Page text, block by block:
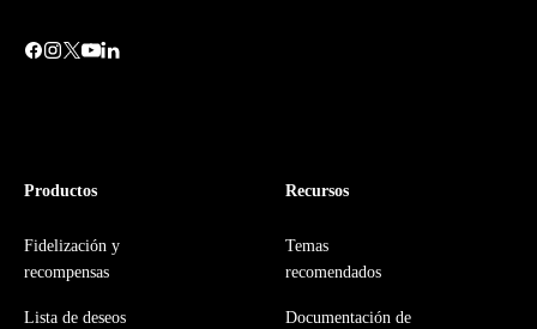
Productos
Fidelización y
recompensas
Lista de deseos
Recursos
Temas
recomendados
Documentación de